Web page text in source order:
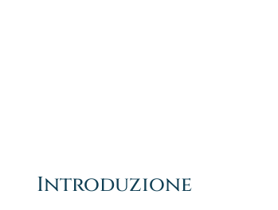
Introduzione